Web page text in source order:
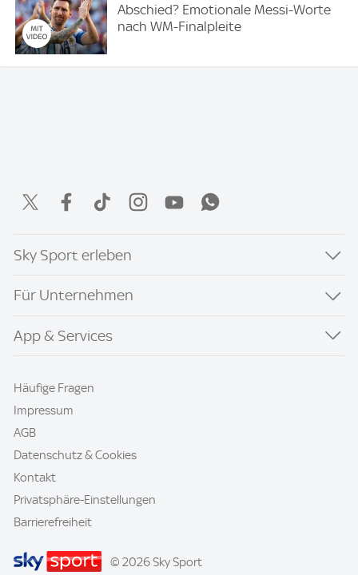
Abschied? Emotionale Messi-Worte
nach WM-Finalpleite
Sky Sport erleben
Für Unternehmen
App & Services
Häufige Fragen
Impressum
AGB
Datenschutz & Cookies
Kontakt
Privatsphäre-Einstellungen
Barrierefreiheit
© 2026 Sky Sport